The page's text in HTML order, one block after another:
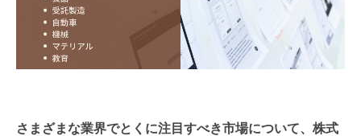
プライバシーポリシー
さまざまな業界でとくに注目すべき市場について、株式